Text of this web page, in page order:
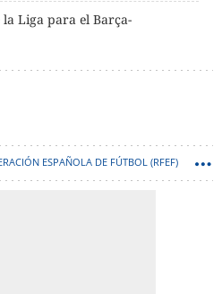
Liga para el Barça-
ESPAÑOLA DE FÚTBOL (RFEF)